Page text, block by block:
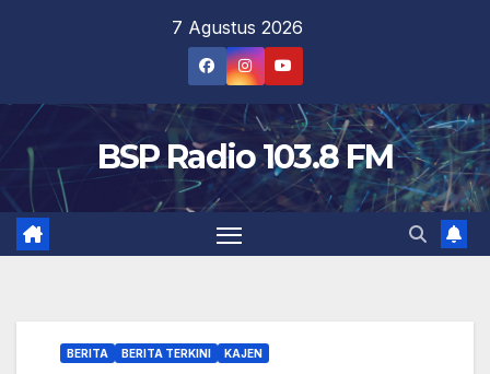
7 Agustus 2026
BSP Radio 103.8 FM
BERITA BERITA TERKINI KAJEN